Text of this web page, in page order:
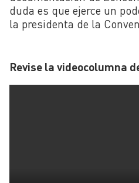
duda es que ejerce un
la presidenta de la
Revise la videocolumna